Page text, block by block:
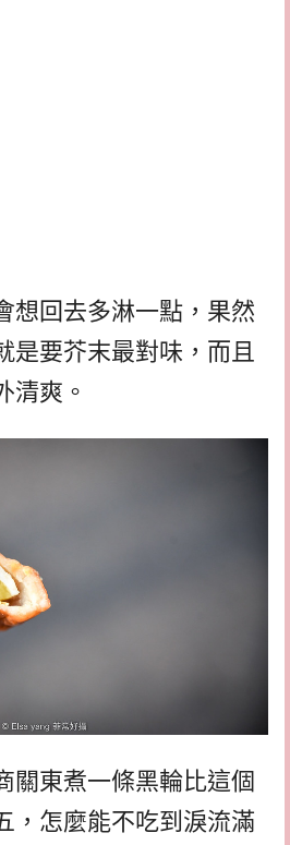
想回去多淋一點，果然
是要芥末最對味，而且
清爽。
關東煮一條黑輪比這個
，怎麼能不吃到淚流滿